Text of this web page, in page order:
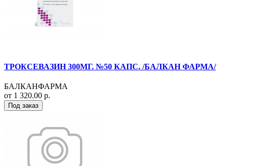
ТРОКСЕВАЗИН 300МГ. №50 КАПС. /БАЛКАН ФАРМА/
БАЛКАНФАРМА
от 1 320.00 р.
Под заказ